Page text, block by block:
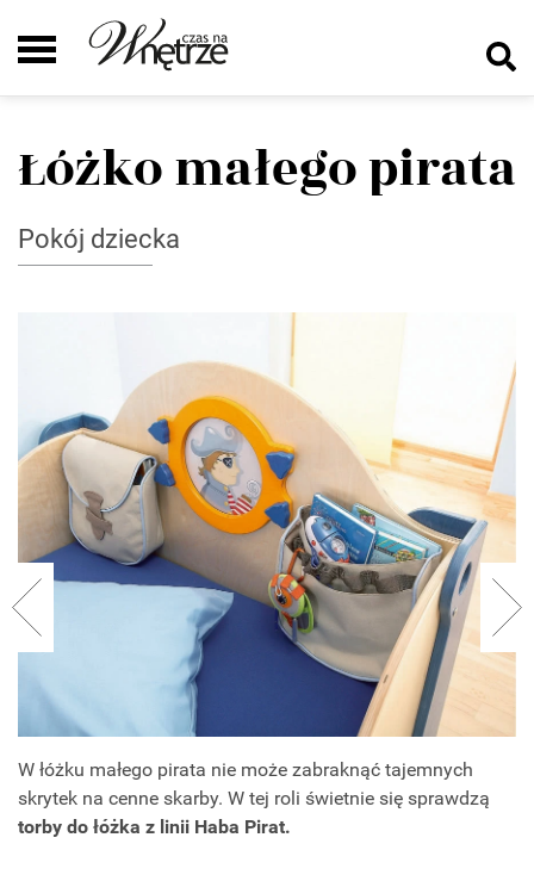
Łóżko małego pirata
Pokój dziecka
W łóżku małego pirata nie może zabraknąć tajemnych
skrytek na cenne skarby. W tej roli świetnie się sprawdzą
torby do łóżka z linii Haba Pirat.